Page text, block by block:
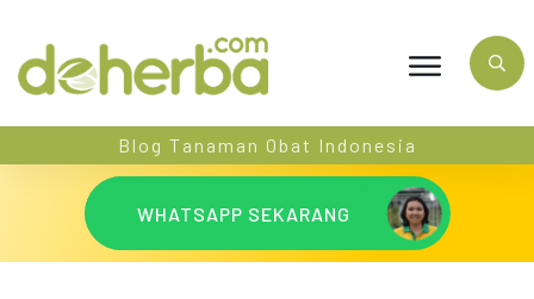
Blog Tanaman Obat Indonesia
WHATSAPP SEKARANG